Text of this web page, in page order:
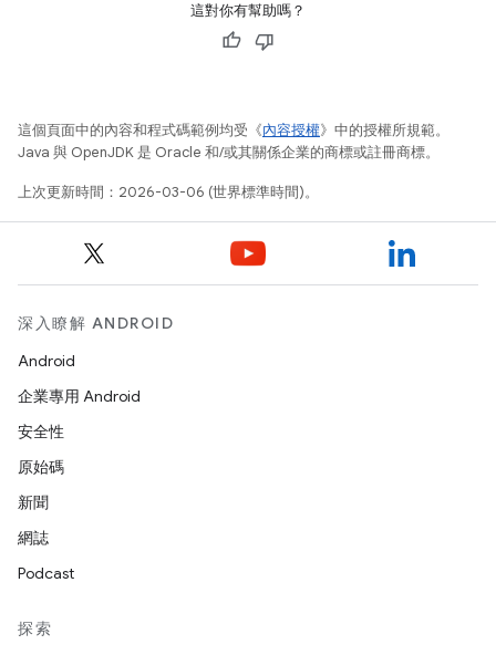
這對你有幫助嗎？
這個頁面中的內容和程式碼範例均受《內容授權》中的授權所規範。
Java 與 OpenJDK 是 Oracle 和/或其關係企業的商標或註冊商標。
上次更新時間：2026-03-06 (世界標準時間)。
深入瞭解 ANDROID
Android
企業專用 Android
安全性
原始碼
新聞
網誌
Podcast
探索